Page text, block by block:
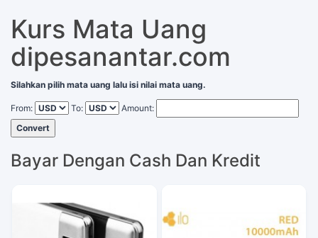
Kurs Mata Uang
dipesanantar.com
Silahkan pilih mata uang lalu isi nilai mata uang.
From: To:
Amount:
Convert
Bayar Dengan Cash Dan Kredit